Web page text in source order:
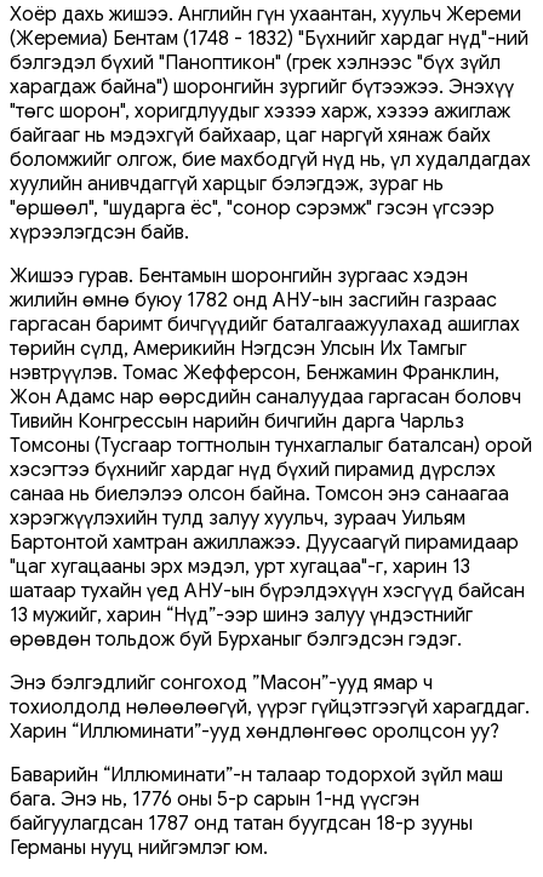
Хоёр дахь жишээ. Английн гүн ухаантан, хуульч Жереми
(Жеремиа) Бентам (1748 - 1832) "Бүхнийг хардаг нүд"-ний
бэлгэдэл бүхий "Паноптикон" (грек хэлнээс "бүх зүйл
харагдаж байна") шоронгийн зургийг бүтээжээ. Энэхүү
"төгс шорон", хоригдлуудыг хэзээ харж, хэзээ ажиглаж
байгааг нь мэдэхгүй байхаар, цаг наргүй хянаж байх
боломжийг олгож, бие махбодгүй нүд нь, үл худалдагдах
хуулийн анивчдаггүй харцыг бэлэгдэж, зураг нь
"өршөөл", "шударга ёс", "сонор сэрэмж" гэсэн үгсээр
хүрээлэгдсэн байв.
Жишээ гурав. Бентамын шоронгийн зургаас хэдэн
жилийн өмнө буюу 1782 онд АНУ-ын засгийн газраас
гаргасан баримт бичгүүдийг баталгаажуулахад ашиглах
төрийн сүлд, Америкийн Нэгдсэн Улсын Их Тамгыг
нэвтрүүлэв. Томас Жефферсон, Бенжамин Франклин,
Жон Адамс нар өөрсдийн саналуудаа гаргасан боловч
Тивийн Конгрессын нарийн бичгийн дарга Чарльз
Томсоны (Тусгаар тогтнолын тунхаглалыг баталсан) орой
хэсэгтээ бүхнийг хардаг нүд бүхий пирамид дүрслэх
санаа нь биелэлээ олсон байна. Томсон энэ санаагаа
хэрэгжүүлэхийн тулд залуу хуульч, зураач Уильям
Бартонтой хамтран ажиллажээ. Дуусаагүй пирамидаар
"цаг хугацааны эрх мэдэл, урт хугацаа"-г, харин 13
шатаар тухайн үед АНУ-ын бүрэлдэхүүн хэсгүүд байсан
13 мужийг, харин “Нүд”-ээр шинэ залуу үндэстнийг
өрөвдөн тольдож буй Бурханыг бэлгэдсэн гэдэг.
Энэ бэлгэдлийг сонгоход ”Масон”-ууд ямар ч
тохиолдолд нөлөөлөөгүй, үүрэг гүйцэтгээгүй харагддаг.
Харин “Иллюминати”-ууд хөндлөнгөөс оролцсон уу?
Баварийн “Иллюминати”-н талаар тодорхой зүйл маш
бага. Энэ нь, 1776 оны 5-р сарын 1-нд үүсгэн
байгуулагдсан 1787 онд татан буугдсан 18-р зууны
Германы нууц нийгэмлэг юм.